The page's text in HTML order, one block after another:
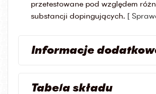
przetestowane pod względem
substancji dopingujących.
[
Informacje
Tabela składu